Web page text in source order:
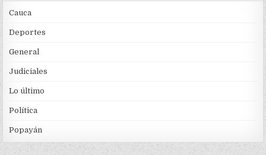
Cauca
Deportes
General
Judiciales
Lo último
Política
Popayán